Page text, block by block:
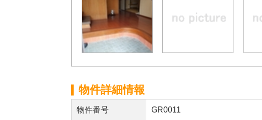
物件詳細情報
物件番号 GR0011